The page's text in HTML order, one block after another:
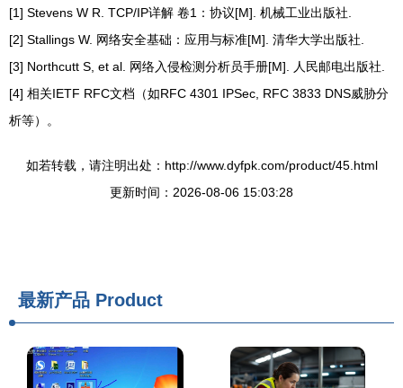
[1] Stevens W R. TCP/IP详解 卷1：协议[M]. 机械工业出版社.
[2] Stallings W. 网络安全基础：应用与标准[M]. 清华大学出版社.
[3] Northcutt S, et al. 网络入侵检测分析员手册[M]. 人民邮电出版社.
[4] 相关IETF RFC文档（如RFC 4301 IPSec, RFC 3833 DNS威胁分
析等）。
如若转载，请注明出处：http://www.dyfpk.com/product/45.html
更新时间：2026-08-06 15:03:28
最新产品 Product